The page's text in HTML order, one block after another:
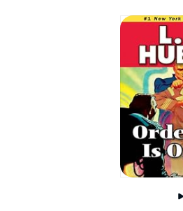
skirt is tight.
Gunshots,
imagination
©2009 Galaxy